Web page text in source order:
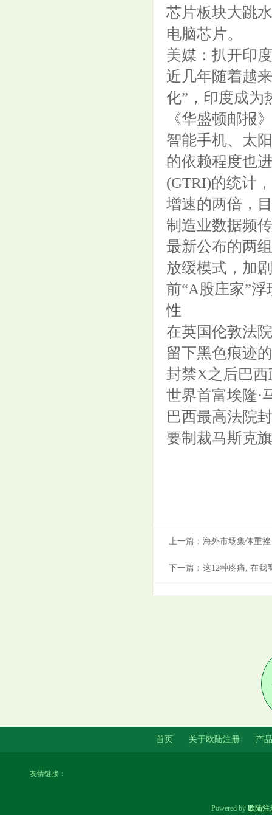
芯片板块大跳
电脑芯片。
美媒：扒开印
近几年随着越
化”，印度成为
《华盛顿邮报
智能手机、太
的依赖程度也
(GTRI)的统计
增速的两倍，
制造业数据频
最新公布的两
放缓模式，加
前“A股庄家”
性
在英国伦敦法
留下黑色痕迹
封禁X之后巴
世界首富埃隆·
巴西最高法院
要制裁马斯克
上一篇： 海外市场集体重
下一篇： 这12种疼痛, 在我
首页 关于欧陆注册 产
友情链接：
Powered by 欧陆注